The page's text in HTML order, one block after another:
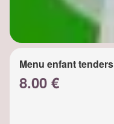
Menu enfant tenders
8.00 €